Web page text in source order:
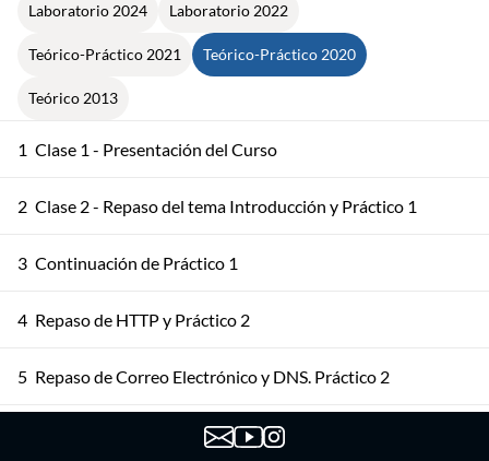
Laboratorio 2024 Laboratorio 2022
Teórico-Práctico 2021 Teórico-Práctico 2020
Teórico 2013
1 Clase 1 - Presentación del Curso
2 Clase 2 - Repaso del tema Introducción y Práctico 1
3 Continuación de Práctico 1
4 Repaso de HTTP y Práctico 2
5 Repaso de Correo Electrónico y DNS. Práctico 2
Repaso de Sockets. Práctico 3 (ejercicio 1)